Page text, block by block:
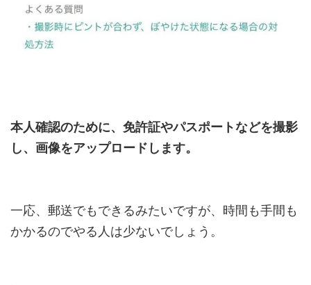
本人確認のために、免許証やパスポートなどを撮影
し、画像をアップロードします。
一応、郵送でもできるみたいですが、時間も手間も
かかるのでやる人は少ないでしょう。